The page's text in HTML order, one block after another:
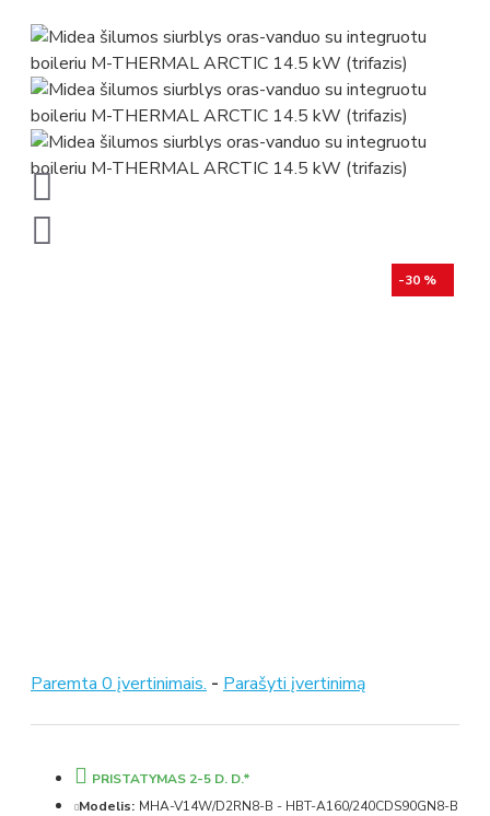
-30 %
Paremta 0 įvertinimais. - Parašyti įvertinimą
PRISTATYMAS 2-5 D. D.*
Modelis: MHA-V14W/D2RN8-B - HBT-A160/240CDS90GN8-B